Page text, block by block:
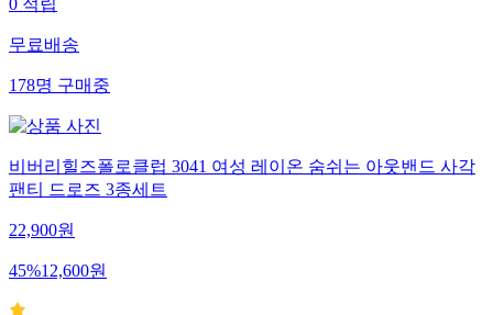
0적립
무료배송
178명구매중
비버리힐즈폴로클럽 3041 여성 레이온 숨쉬는 아웃밴드 사각
팬티 드로즈 3종세트
22,900원
45%12,600원